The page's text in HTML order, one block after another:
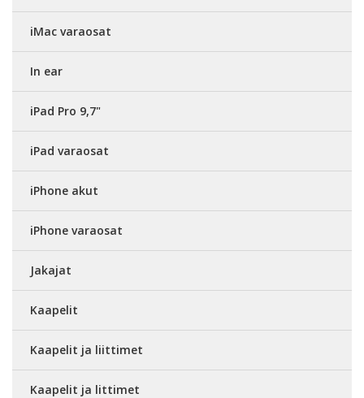
iMac varaosat
In ear
iPad Pro 9,7"
iPad varaosat
iPhone akut
iPhone varaosat
Jakajat
Kaapelit
Kaapelit ja liittimet
Kaapelit ja littimet